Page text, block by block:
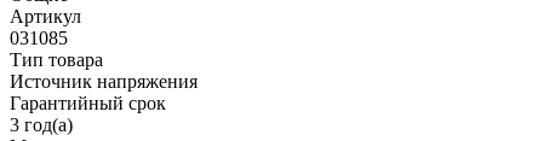
Артикул
031085
Тип товара
Источник напряжения
Гарантийный срок
3 год(а)